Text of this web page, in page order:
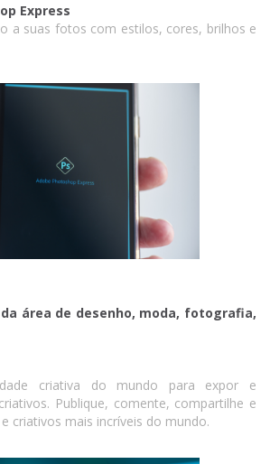
Express
a suas fotos com estilos, cores, brilhos e
área de desenho, moda, fotografia,
criativa do mundo para expor e
Publique, comente, compartilhe e
criativos mais incríveis do mundo.